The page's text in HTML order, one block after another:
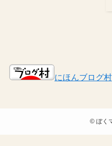
にほんブログ村
©ぼく